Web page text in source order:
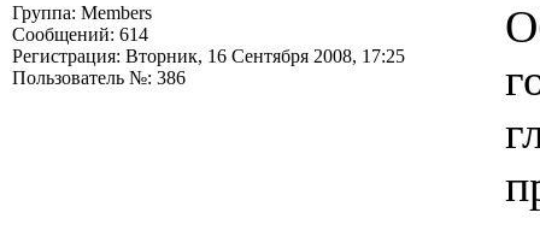
Группа: Members
Сообщений: 614
Регистрация: Вторник, 16 Сентября 2008, 17:25
Пользователь №: 386